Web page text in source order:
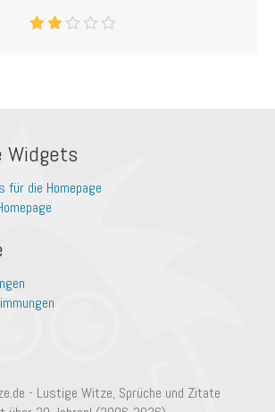
Widgets
für die Homepage
- Lustige Witze, Sprüche und Zitate